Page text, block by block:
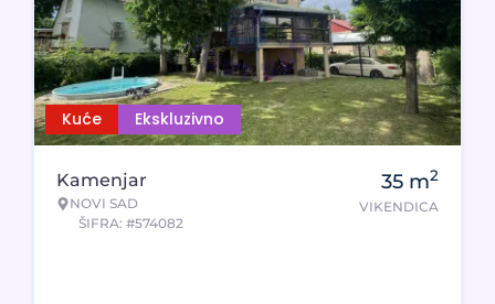
Kuće Ekskluzivno
Kamenjar
NOVI SAD
ŠIFRA: #574082
35 m2
VIKENDICA